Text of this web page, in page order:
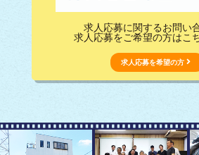
求人応募に関するお問い
求人応募をご希望の方はこ
求人応募を希望の方